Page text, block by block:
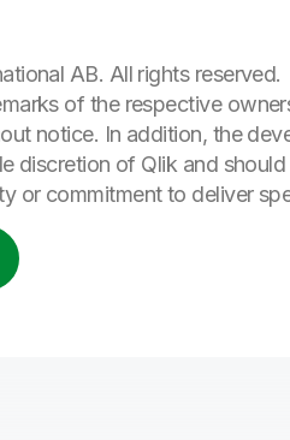
AB. All rights
of the respective
notice. In addition, the
discretion of Qlik and
or commitment to deliver